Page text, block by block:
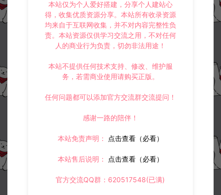
本站仅为个人爱好搭建，分享个人建站心
得，收集优质资源分享。本站所有收录资源
均来自于互联网收集，并不对内容完整性负
责。本站资源仅供学习交流之用，不对任何
人的商业行为负责，切勿非法用途！
本站不提供任何技术支持、修改、维护服
务，若需商业使用请购买正版。
任何问题都可以添加官方交流群交流提问！
感谢一路的陪伴！
本站免责声明： 点击查看（必看）
本站售后说明： 点击查看（必看）
官方交流QQ群：620517548(已满)